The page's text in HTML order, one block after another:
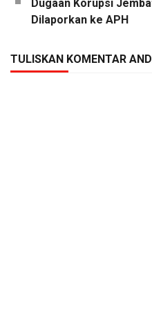
Dugaan Korupsi
Dilaporkan ke APH
TULISKAN KOMENTAR